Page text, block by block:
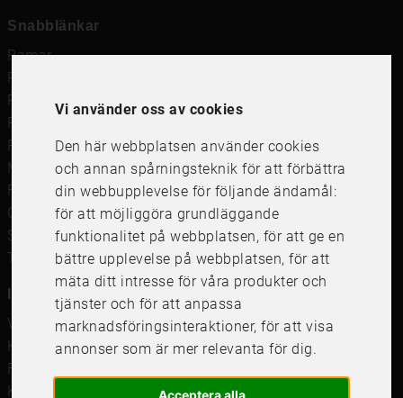
Vi använder oss av cookies
Den här webbplatsen använder cookies
och annan spårningsteknik för att förbättra
din webbupplevelse för följande ändamål:
för att möjliggöra grundläggande
funktionalitet på webbplatsen, för att ge en
bättre upplevelse på webbplatsen,för att
mäta ditt intresse för våra produkter och
tjänster och för att anpassa
marknadsföringsinteraktioner,för att visa
annonser som är mer relevanta för dig.
Acceptera alla
Snabblänkar
Ramar
Ramar till Samsung The Frame
Ramverkstad & inramning
Passepartout
Posters
Måttbeställd passepartout
Framkalla bilder
Canvastavla
Studentskylt och studentplakat
Tavelkrok
Information
Våra butiker
Kundservice
Företagsförsäljning
Köpvillkor